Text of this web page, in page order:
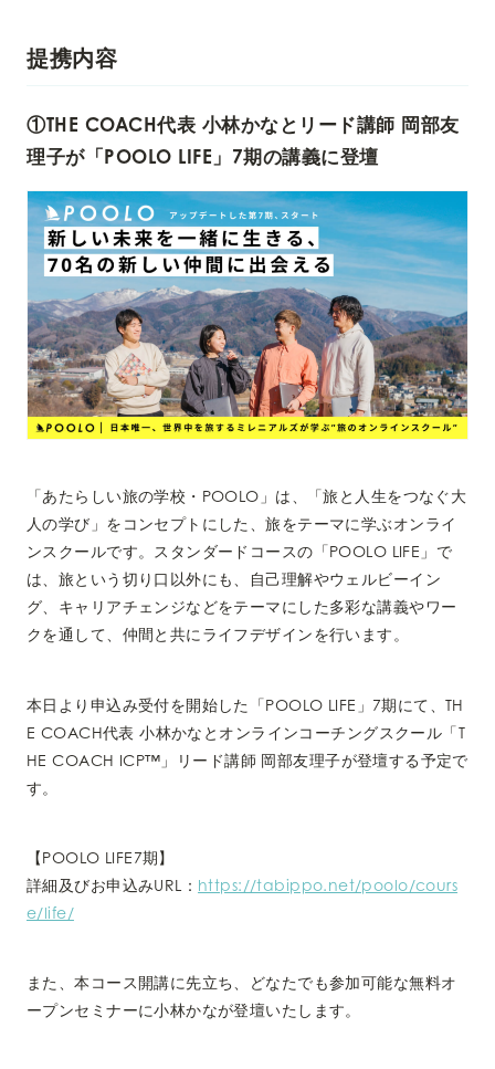
提携内容
①THE COACH代表 小林かなとリード講師 岡部友
理子が「POOLO LIFE」7期の講義に登壇
「あたらしい旅の学校・POOLO」は、「旅と人生をつなぐ大
人の学び」をコンセプトにした、旅をテーマに学ぶオンライ
ンスクールです。スタンダードコースの「POOLO LIFE」で
は、旅という切り口以外にも、自己理解やウェルビーイン
グ、キャリアチェンジなどをテーマにした多彩な講義やワー
クを通して、仲間と共にライフデザインを行います。
本日より申込み受付を開始した「POOLO LIFE」7期にて、TH
E COACH代表 小林かなとオンラインコーチングスクール「T
HE COACH ICP™︎」リード講師 岡部友理子が登壇する予定で
す。
【POOLO LIFE7期】
詳細及びお申込みURL： https://tabippo.net/poolo/cours
e/life/
また、本コース開講に先立ち、どなたでも参加可能な無料オ
ープンセミナーに小林かなが登壇いたします。